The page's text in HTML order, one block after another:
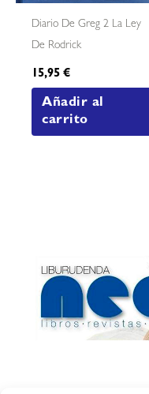
Diario De Greg 2 La Ley
De Rodrick
15,95€
Añadir al
carrito